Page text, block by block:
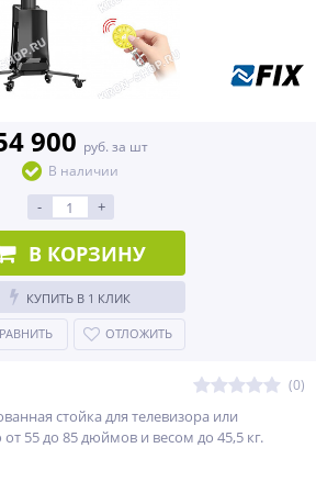
(0)
стойка для телевизора или
55 до 85 дюймов и весом до 45,5 кг.
900 руб. за шт
В наличии
- +
В КОРЗИНУ
КУПИТЬ В 1 КЛИК
ОТЛОЖИТЬ